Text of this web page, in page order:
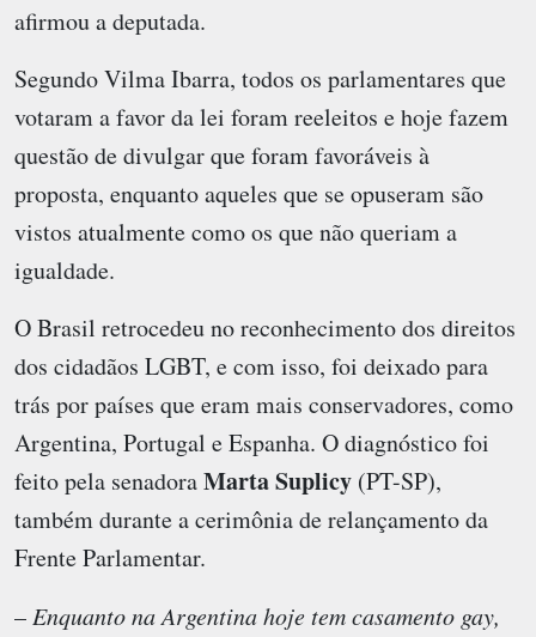
afirmou a deputada.
Segundo Vilma Ibarra, todos os parlamentares que
votaram a favor da lei foram reeleitos e hoje fazem
questão de divulgar que foram favoráveis à
proposta, enquanto aqueles que se opuseram são
vistos atualmente como os que não queriam a
igualdade.
O Brasil retrocedeu no reconhecimento dos direitos
dos cidadãos LGBT, e com isso, foi deixado para
trás por países que eram mais conservadores, como
Argentina, Portugal e Espanha. O diagnóstico foi
feito pela senadoraMarta Suplicy (PT-SP),
também durante a cerimônia de relançamento da
Frente Parlamentar.
– Enquanto na Argentina hoje tem casamento gay,